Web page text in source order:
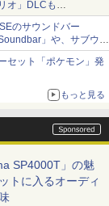
オ」DLCも
レードも可能に
のサウンドバー
」や、サブウー
Subwoofer」など
セット「ポケモン」発
匹が大集合
もっと見る
SP4000T」の魅
トに入るオーディ